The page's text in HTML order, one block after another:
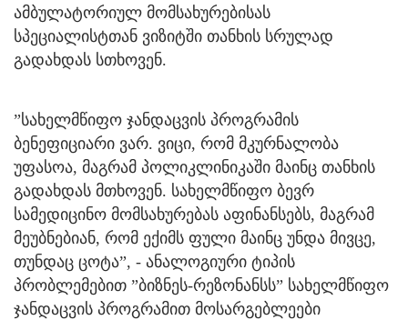
ამბულატორიულ მომსახურებისას
სპეციალისტთან ვიზიტში თანხის სრულად
გადახდას სთხოვენ.
”სახელმწიფო ჯანდაცვის პროგრამის
ბენეფიციარი ვარ. ვიცი, რომ მკურნალობა
უფასოა, მაგრამ პოლიკლინიკაში მაინც თანხის
გადახდას მთხოვენ. სახელმწიფო ბევრ
სამედიცინო მომსახურებას აფინანსებს, მაგრამ
მეუბნებიან, რომ ექიმს ფული მაინც უნდა მივცე,
თუნდაც ცოტა”, - ანალოგიური ტიპის
პრობლემებით ”ბიზნეს-რეზონანსს” სახელმწიფო
ჯანდაცვის პროგრამით მოსარგებლეები